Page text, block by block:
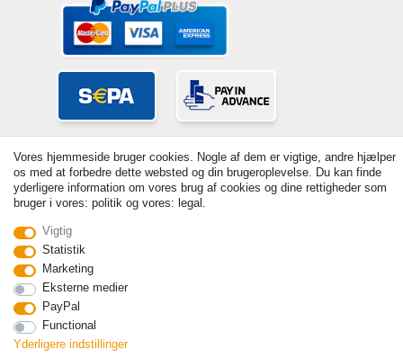
© Copyright 2026 | Alle rettigheder forbeholdes. - Prices incl. VAT. 19%
VAT Basic prices see article detail | * Applies to deliveries to the UK!
Withdraw from contract here
Vores hjemmeside bruger cookies. Nogle af dem er vigtige, andre hjælper
os med at forbedre dette websted og din brugeroplevelse. Du kan finde
yderligere information om vores brug af cookies og dine rettigheder som
bruger i vores: politik og vores: legal.
Vigtig
Statistik
Marketing
Eksterne medier
PayPal
Functional
Yderligere indstillinger